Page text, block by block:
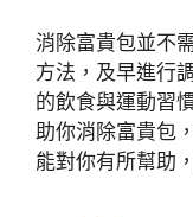
消除富貴包並不
方法，及早進行
的飲食與運動習
助你消除富貴包
能對你有所幫助